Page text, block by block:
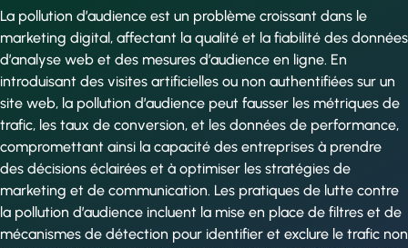
La pollution d’audience est un problème croissant dans le
marketing digital, affectant la qualité et la fiabilité des données
d’analyse web et des mesures d’audience en ligne. En
introduisant des visites artificielles ou non authentifiées sur un
site web, la pollution d’audience peut fausser les métriques de
trafic, les taux de conversion, et les données de performance,
compromettant ainsi la capacité des entreprises à prendre
des décisions éclairées et à optimiser les stratégies de
marketing et de communication. Les pratiques de lutte contre
la pollution d’audience incluent la mise en place de filtres et de
mécanismes de détection pour identifier et exclure le trafic non